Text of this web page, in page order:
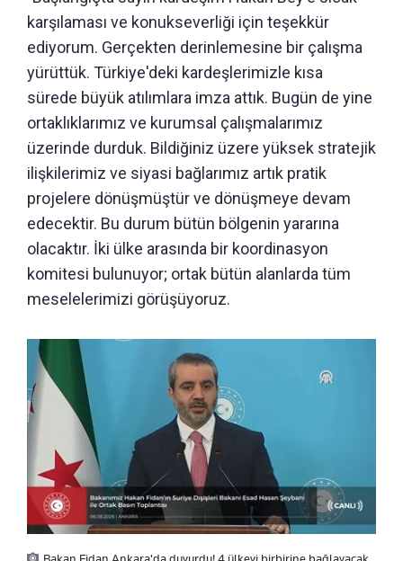
karşılaması ve konukseverliği için teşekkür
ediyorum. Gerçekten derinlemesine bir çalışma
yürüttük. Türkiye'deki kardeşlerimizle kısa
sürede büyük atılımlara imza attık. Bugün de yine
ortaklıklarımız ve kurumsal çalışmalarımız
üzerinde durduk. Bildiğiniz üzere yüksek stratejik
ilişkilerimiz ve siyasi bağlarımız artık pratik
projelere dönüşmüştür ve dönüşmeye devam
edecektir. Bu durum bütün bölgenin yararına
olacaktır. İki ülke arasında bir koordinasyon
komitesi bulunuyor; ortak bütün alanlarda tüm
meselelerimizi görüşüyoruz.